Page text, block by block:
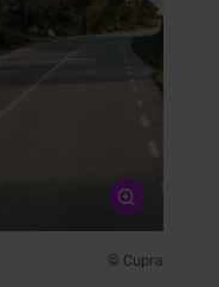
© Cupra